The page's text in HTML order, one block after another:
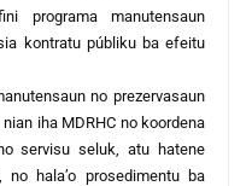
programa manutensaun
kontratu públiku ba efeitu
no prezervasaun
iha MDRHC no koordena
servisu seluk, atu hatene
hala’o prosedimentu ba